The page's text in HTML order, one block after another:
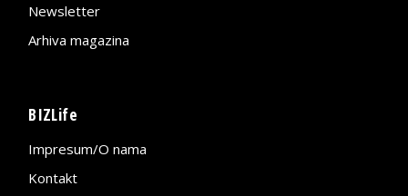
Newsletter
Arhiva magazina
BIZLife
Impresum/O nama
Kontakt